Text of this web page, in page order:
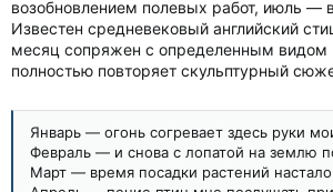
возобновлением полевых работ, июль —
Известен средневековый английский
месяц сопряжен с определенным видом
полностью повторяет скульптурный
Январь — огонь согревает здесь руки
Февраль — и снова с лопатой на землю
Март — время посадки растений